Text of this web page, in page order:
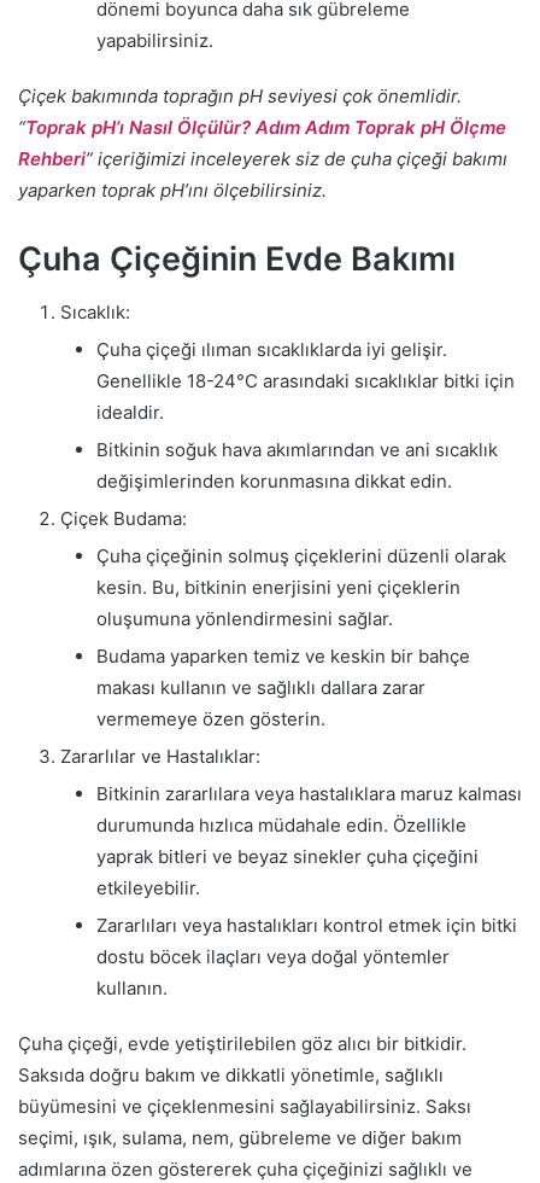
dönemi boyunca daha sık gübreleme
yapabilirsiniz.
Çiçek bakımında toprağın pH seviyesi çok önemlidir.
“Toprak pH’ı Nasıl Ölçülür? Adım Adım Toprak pH Ölçme
Rehberi” içeriğimizi inceleyerek siz de çuha çiçeği bakımı
yaparken toprak pH’ını ölçebilirsiniz.
Çuha Çiçeğinin Evde Bakımı
Sıcaklık:
Çuha çiçeği ılıman sıcaklıklarda iyi gelişir.
Genellikle 18-24°C arasındaki sıcaklıklar bitki için
idealdir.
Bitkinin soğuk hava akımlarından ve ani sıcaklık
değişimlerinden korunmasına dikkat edin.
Çiçek Budama:
Çuha çiçeğinin solmuş çiçeklerini düzenli olarak
kesin. Bu, bitkinin enerjisini yeni çiçeklerin
oluşumuna yönlendirmesini sağlar.
Budama yaparken temiz ve keskin bir bahçe
makası kullanın ve sağlıklı dallara zarar
vermemeye özen gösterin.
Zararlılar ve Hastalıklar:
Bitkinin zararlılara veya hastalıklara maruz kalması
durumunda hızlıca müdahale edin. Özellikle
yaprak bitleri ve beyaz sinekler çuha çiçeğini
etkileyebilir.
Zararlıları veya hastalıkları kontrol etmek için bitki
dostu böcek ilaçları veya doğal yöntemler
kullanın.
Çuha çiçeği, evde yetiştirilebilen göz alıcı bir bitkidir.
Saksıda doğru bakım ve dikkatli yönetimle, sağlıklı
büyümesini ve çiçeklenmesini sağlayabilirsiniz. Saksı
seçimi, ışık, sulama, nem, gübreleme ve diğer bakım
adımlarına özen göstererek çuha çiçeğinizi sağlıklı ve